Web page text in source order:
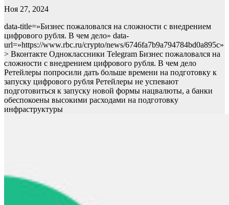
Ноя 27, 2024
data-title=»Бизнес пожаловался на сложности с внедрением
цифрового рубля. В чем дело» data-
url=»https://www.rbc.ru/crypto/news/6746fa7b9a794784bd0a895c»
> Вконтакте Одноклассники Telegram Бизнес пожаловался на
сложности с внедрением цифрового рубля. В чем дело
Ретейлеры попросили дать больше времени на подготовку к
запуску цифрового рубля Ретейлеры не успевают
подготовиться к запуску новой формы нацвалюты, а банки
обеспокоены высокими расходами на подготовку
инфраструктуры